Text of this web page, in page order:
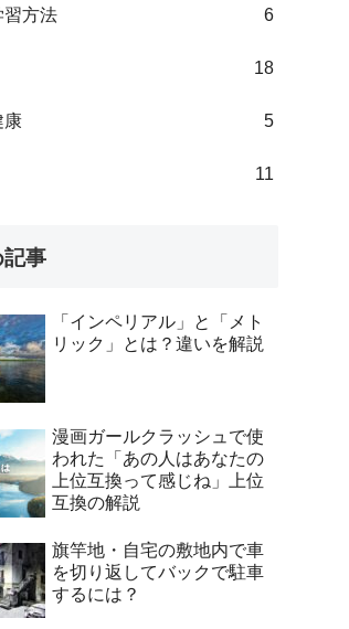
習方法 6
18
康 5
11
事
「インペリアル」と「メト
リック」とは？違いを解説
漫画ガールクラッシュで使
われた「あの人はあなたの
上位互換って感じね」上位
互換の解説
旗竿地・自宅の敷地内で車
を切り返してバックで駐車
するには？